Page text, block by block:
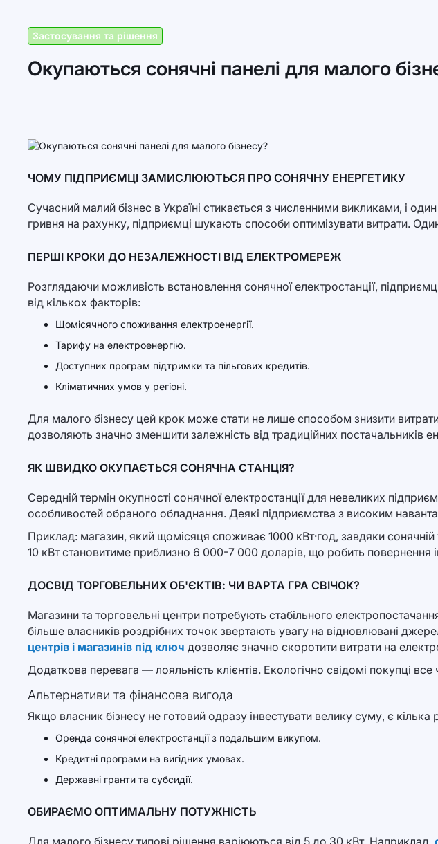
Застосування та рішення
Окупаються сонячні панелі для малого
ЧОМУ ПІДПРИЄМЦІ ЗАМИСЛЮЮТЬСЯ ПРО СОНЯЧНУ ЕНЕРГЕТИКУ
Сучасний малий бізнес в Україні стикається з численними викликами, і
гривня на рахунку, підприємці шукають способи оптимізувати витрати.
ПЕРШІ КРОКИ ДО НЕЗАЛЕЖНОСТІ ВІД ЕЛЕКТРОМЕРЕЖ
Розглядаючи можливість встановлення сонячної електростанції,
від кількох факторів:
Щомісячного споживання електроенергії.
Тарифу на електроенергію.
Доступних програм підтримки та пільгових кредитів.
Кліматичних умов у регіоні.
Для малого бізнесу цей крок може стати не лише способом знизити
дозволяють значно зменшити залежність від традиційних постачальників
ЯК ШВИДКО ОКУПАЄТЬСЯ СОНЯЧНА СТАНЦІЯ?
Середній термін окупності сонячної електростанції для невеликих
особливостей обраного обладнання. Деякі підприємства з високим
Приклад: магазин, який щомісяця споживає 1000 кВт·год, завдяки
10 кВт становитиме приблизно 6 000-7 000 доларів, що робить повернення
ДОСВІД ТОРГОВЕЛЬНИХ ОБ'ЄКТІВ: ЧИ ВАРТА ГРА СВІЧОК?
Магазини та торговельні центри потребують стабільного
більше власників роздрібних точок звертають увагу на відновлювані
центрів і магазинів під ключ дозволяє значно скоротити витрати на
Додаткова перевага — лояльність клієнтів. Екологічно свідомі покупці
Альтернативи та фінансова вигода
Якщо власник бізнесу не готовий одразу інвестувати велику суму, є кілька
Оренда сонячної електростанції з подальшим викупом.
Кредитні програми на вигідних умовах.
Державні гранти та субсидії.
ОБИРАЄМО ОПТИМАЛЬНУ ПОТУЖНІСТЬ
Для малого бізнесу типові рішення варіюються від 5 до 30 кВт. Наприклад,